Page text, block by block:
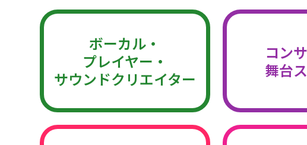
ボーカル・
プレイヤー・
サウンドクリエイター
コン
舞台